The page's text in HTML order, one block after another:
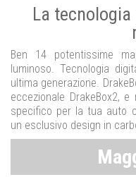
La
Ben 14 potentissime
luminoso. Tecnologia
ultima generazione.
eccezionale DrakeBox2,
specifico per la tua auto
un esclusivo design in